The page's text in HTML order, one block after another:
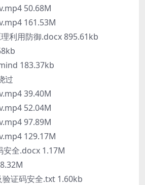
50.68M
161.53M
利用防御.docx 895.61kb
183.37kb
过
39.40M
52.04M
97.89M
129.17M
全.docx 1.17M
证码安全.txt 1.60kb